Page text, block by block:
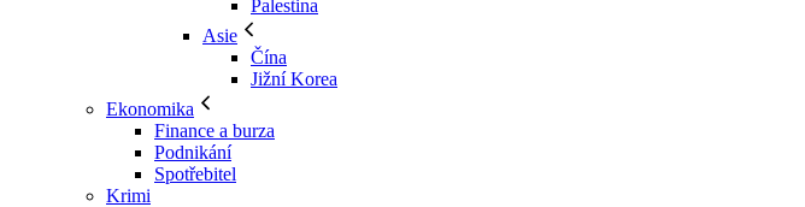
Palestina
Asie
Čína
Jižní Korea
Ekonomika
Finance a burza
Podnikání
Spotřebitel
Krimi